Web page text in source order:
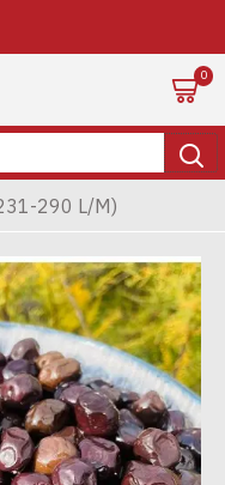
0
290 L/M)